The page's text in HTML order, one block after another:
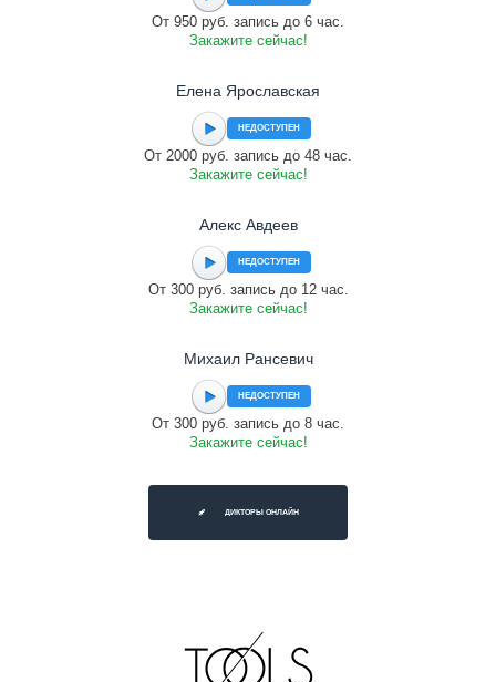
От 950 руб. запись до 6 час.
Закажите сейчас!
Елена Ярославская
НЕДОСТУПЕН
От 2000 руб. запись до 48 час.
Закажите сейчас!
Алекс Авдеев
НЕДОСТУПЕН
От 300 руб. запись до 12 час.
Закажите сейчас!
Михаил Рансевич
НЕДОСТУПЕН
От 300 руб. запись до 8 час.
Закажите сейчас!
ДИКТОРЫ ОНЛАЙН